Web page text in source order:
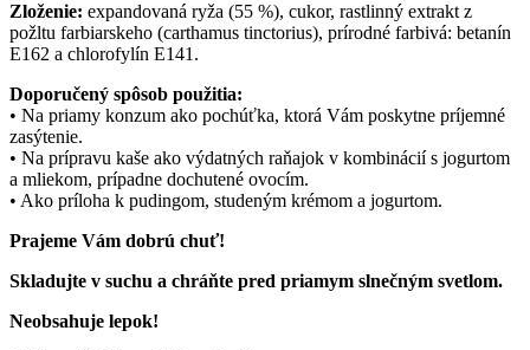
Zloženie: expandovaná ryža (55 %), cukor, rastlinný extrakt z
požltu farbiarskeho (carthamus tinctorius), prírodné farbivá: betanín
E162 a chlorofylín E141.
Doporučený spôsob použitia:
• Na priamy konzum ako pochúťka, ktorá Vám poskytne príjemné
zasýtenie.
• Na prípravu kaše ako výdatných raňajok v kombinácií s jogurtom
a mliekom, prípadne dochutené ovocím.
• Ako príloha k pudingom, studeným krémom a jogurtom.
Prajeme Vám dobrú chuť!
Skladujte v suchu a chráňte pred priamym slnečným svetlom.
Neobsahuje lepok!